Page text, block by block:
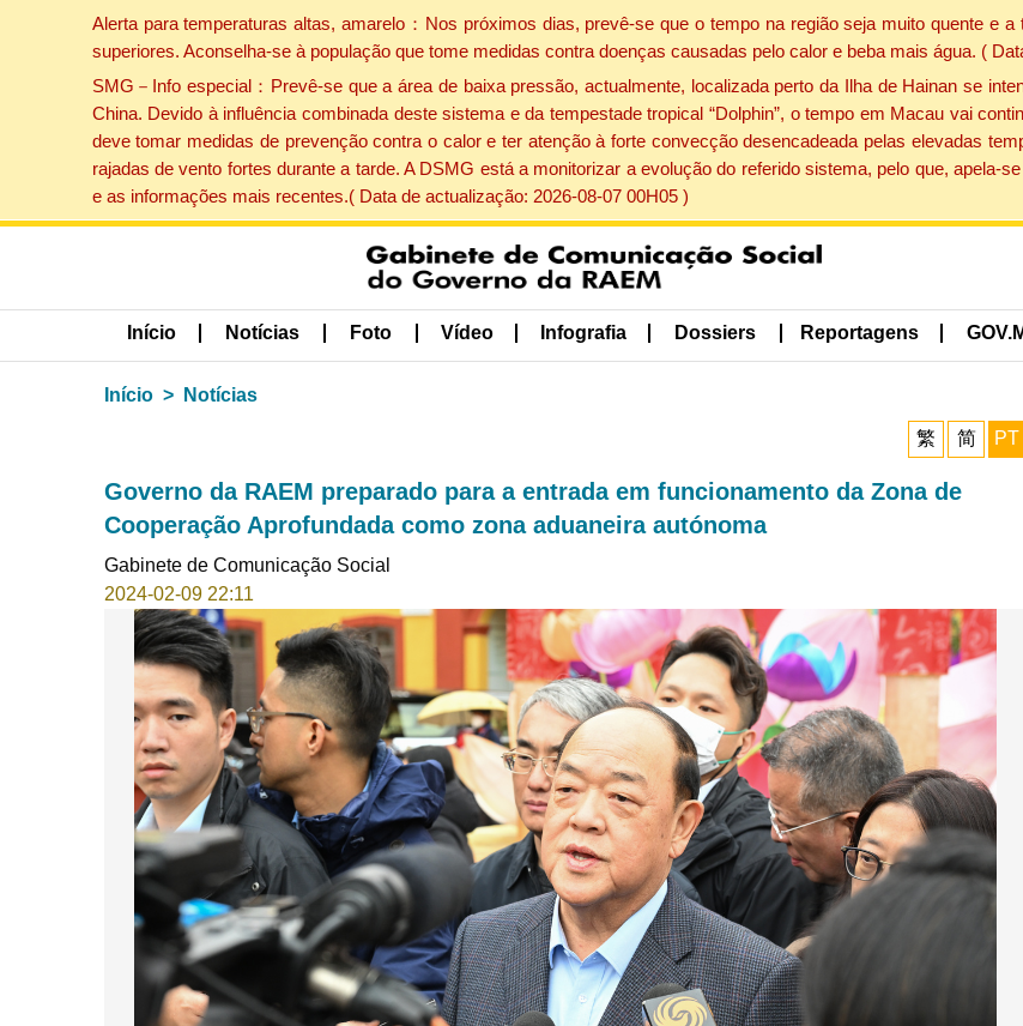
Alerta para temperaturas altas, amarelo：Nos próximos dias, prevê-se que o tempo na região seja muito quente e
superiores. Aconselha-se à população que tome medidas contra doenças causadas pelo calor e beba mais água. (
SMG－Info especial：Prevê-se que a área de baixa pressão, actualmente, localizada perto da Ilha de Hainan se
China. Devido à influência combinada deste sistema e da tempestade tropical “Dolphin”, o tempo em Macau vai
deve tomar medidas de prevenção contra o calor e ter atenção à forte convecção desencadeada pelas elevadas
rajadas de vento fortes durante a tarde. A DSMG está a monitorizar a evolução do referido sistema, pelo que, apela-
e as informações mais recentes.( Data de actualização: 2026-08-07 00H05 )
Início Notícias Foto Vídeo Infografia Dossiers Reportagens
Início Notícias
繁 简 PT
Governo da RAEM preparado para a entrada em funcionamento da Zona de
Cooperação Aprofundada como zona aduaneira autónoma
Gabinete de Comunicação Social
2024-02-09 22:11